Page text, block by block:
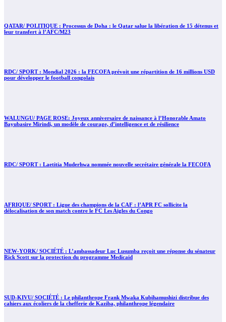
QATAR/ POLITIQUE : Processus de Doha : le Qatar salue la libération de 15 détenus et
leur transfert à l’AFC/M23
RDC/ SPORT : Mondial 2026 : la FECOFA prévoit une répartition de 16 millions USD
pour développer le football congolais
WALUNGU/ PAGE ROSE: Joyeux anniversaire de naissance à l’Honorable Amato
Bayubasire Mirindi, un modèle de courage, d’intelligence et de résilience
RDC/ SPORT : Laetitia Muderhwa nommée nouvelle secrétaire générale la FECOFA
AFRIQUE/ SPORT : Ligue des champions de la CAF : l’APR FC sollicite la
délocalisation de son match contre le FC Les Aigles du Congo
NEW-YORK/ SOCIÉTÉ : L’ambassadeur Luc Lusumba reçoit une réponse du sénateur
Rick Scott sur la protection du programme Medicaid
SUD-KIVU/ SOCIÉTÉ : Le philanthrope Frank Mwaka Kubihamushizi distribue des
cahiers aux écoliers de la chefferie de Kaziba, philanthrope légendaire